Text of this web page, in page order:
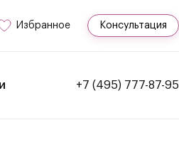
Избранное Консультация
+7 (495) 777-87-95